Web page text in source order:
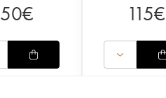
50€ 115€